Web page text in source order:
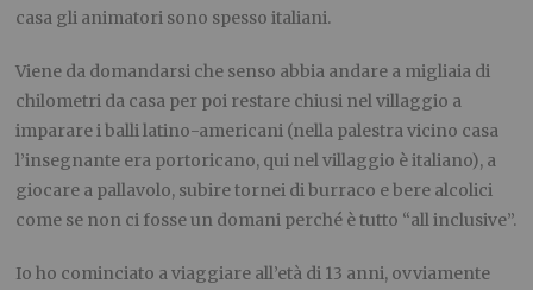
casa gli animatori sono spesso italiani.
Viene da domandarsi che senso abbia andare a migliaia di
chilometri da casa per poi restare chiusi nel villaggio a
imparare i balli latino-americani (nella palestra vicino casa
l’insegnante era portoricano, qui nel villaggio è italiano), a
giocare a pallavolo, subire tornei di burraco e bere alcolici
come se non ci fosse un domani perché è tutto “all inclusive”.
Io ho cominciato a viaggiare all’età di 13 anni, ovviamente